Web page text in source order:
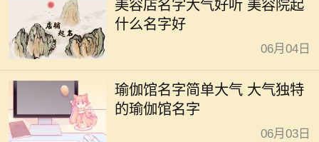
美容店名字大气好听 美容院起
什么名字好
06月04日
瑜伽馆名字简单大气 大气独特
的瑜伽馆名字
06月03日